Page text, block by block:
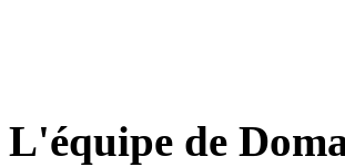
L'équipe de